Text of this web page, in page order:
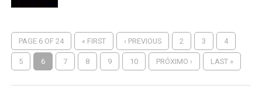
PAGE 6 OF 24 « FIRST ‹ PREVIOUS 2 3 4
5 6 7 8 9 10 PRÓXIMO › LAST »